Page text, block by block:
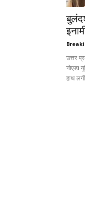
उत्तर
नोएडा
हाथ